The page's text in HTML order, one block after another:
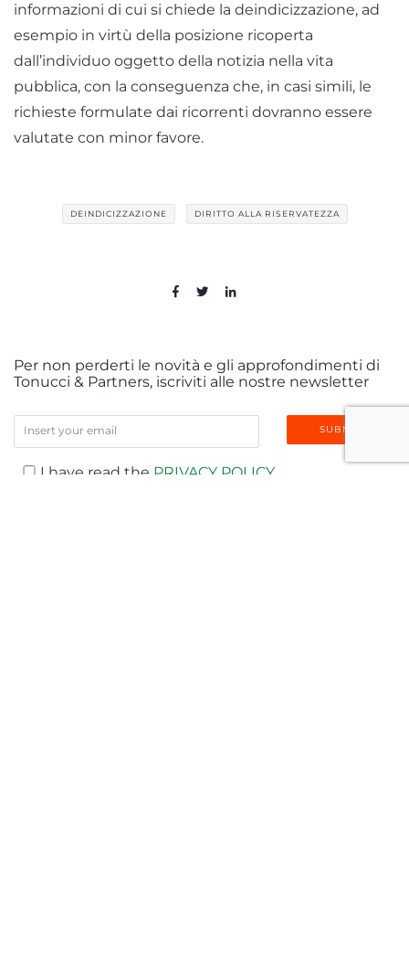
informazioni di cui si chiede la deindicizzazione, ad
esempio in virtù della posizione ricoperta
dall’individuo oggetto della notizia nella vita
pubblica, con la conseguenza che, in casi simili, le
richieste formulate dai ricorrenti dovranno essere
valutate con minor favore.
DEINDICIZZAZIONE DIRITTO ALLA RISERVATEZZA
Per non perderti le novità e gli approfondimenti di
Tonucci & Partners, iscriviti alle nostre newsletter
I have read the PRIVACY POLICY